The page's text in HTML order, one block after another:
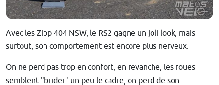
Avec les Zipp 404 NSW, le RS2 gagne un joli look, mais
surtout, son comportement est encore plus nerveux.
On ne perd pas trop en confort, en revanche, les roues
semblent "brider" un peu le cadre, on perd de son